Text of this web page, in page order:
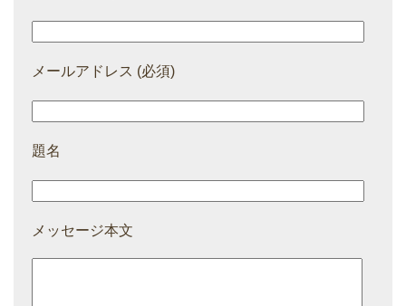
メールアドレス (必須)
題名
メッセージ本文